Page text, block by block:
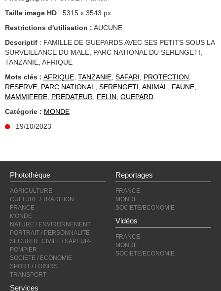
Taille image HD : 5315 x 3543 px
Restrictions d'utilisation : AUCUNE
Descriptif : FAMILLE DE GUEPARDS AVEC SES PETITS SOUS LA
SURVEILLANCE DU MALE, PARC NATIONAL DU SERENGETI,
TANZANIE, AFRIQUE
Mots clés : AFRIQUE, TANZANIE, SAFARI, PROTECTION,
RESERVE, PARC NATIONAL, SERENGETI, ANIMAL, FAUNE,
MAMMIFERE, PREDATEUR, FELIN, GUEPARD
Catégorie : MONDE
19/10/2023
Photothèque
AGRICULTURE
CULTURE / TRADITION
FRANCE
MONDE
NATURE / ENVIRONNEMENT
PORTRAIT / PERSONNALITE
SECURITE CIVILE / SAPEUR-
POMPIER
SOCIETE / ECONOMIE
SPORT / LOISIRS
TRANSPORT
Reportages
FRANCE
MONDE
SOCIETE/ECONOMIE
Vidéos
FRANCE
MONDE
SOCIETE/ECONOMIE
Services